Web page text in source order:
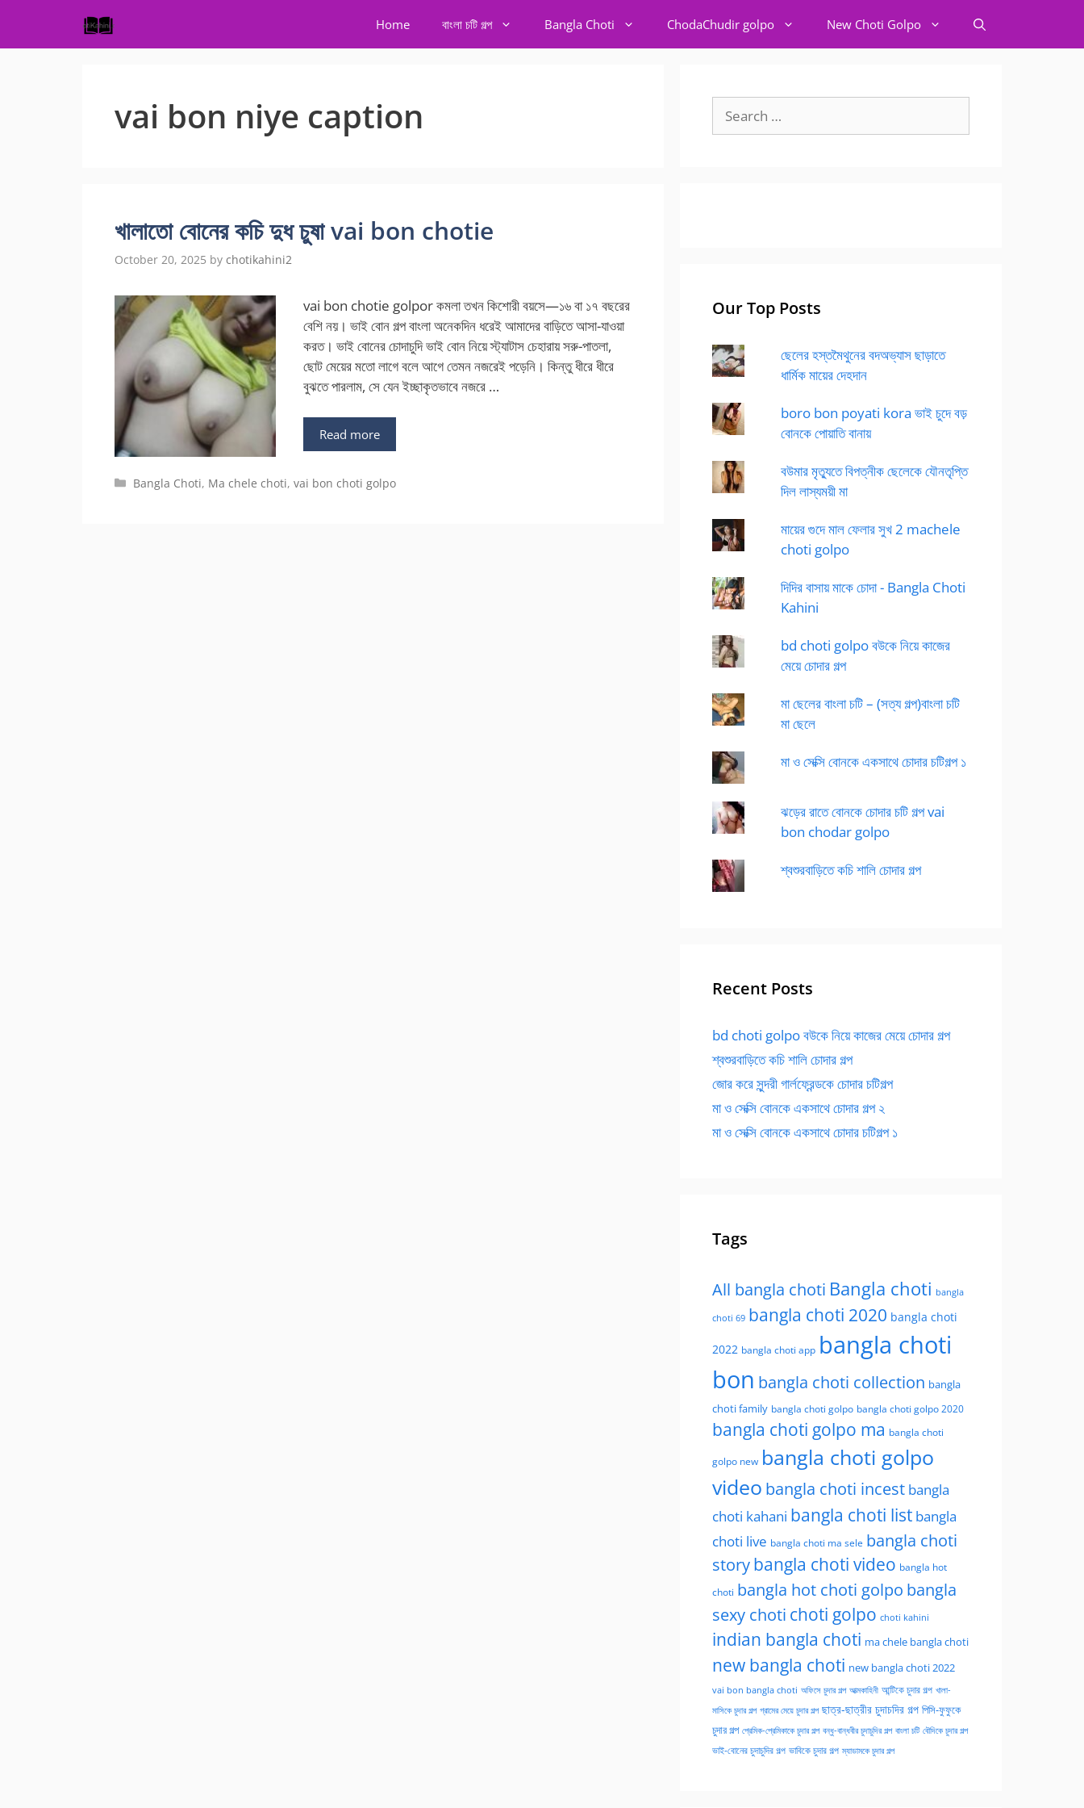
content
Home বাংলা চটি গল্প Bangla Choti ChodaChudir golpo New Choti Golpo
vai bon niye caption
খালাতো বোনের কচি দুধ চুষা vai bon chotie
October 20, 2025 by chotikahini2
vai bon chotie golpor কমলা তখন কিশোরী বয়সে—১৬ বা ১৭ বছরের
বেশি নয়। ভাই বোন গল্প বাংলা অনেকদিন ধরেই আমাদের বাড়িতে আসা-যাওয়া
করত। ভাই বোনের চোদাচুদি ভাই বোন নিয়ে স্ট্যাটাস চেহারায় সরু-পাতলা,
ছোট মেয়ের মতো লাগে বলে আগে তেমন নজরেই পড়েনি। কিন্তু ধীরে ধীরে
বুঝতে পারলাম, সে যেন ইচ্ছাকৃতভাবে নজরে …
Read more
Categories
Bangla Choti, Ma chele choti,vai bon choti golpo
for:
Our Top Posts
ছেলের হস্তমৈথুনের বদঅভ্যাস ছাড়াতে
ধার্মিক মায়ের দেহদান
boro bon poyati kora ভাই চুদে বড়
বোনকে পোয়াতি বানায়
বউমার মৃত্যুতে বিপত্নীক ছেলেকে যৌনতৃপ্তি
দিল লাস্যময়ী মা
মায়ের গুদে মাল ফেলার সুখ 2 machele
choti golpo
দিদির বাসায় মাকে চোদা - Bangla Choti
Kahini
bd choti golpo বউকে নিয়ে কাজের
মেয়ে চোদার গল্প
মা ছেলের বাংলা চটি – (সত্য গল্প)বাংলা চটি
মা ছেলে
মা ও সেক্সি বোনকে একসাথে চোদার চটিগল্প ১
ঝড়ের রাতে বোনকে চোদার চটি গল্প vai
bon chodar golpo
শ্বশুরবাড়িতে কচি শালি চোদার গল্প
Recent Posts
bd choti golpo বউকে নিয়ে কাজের মেয়ে চোদার গল্প
শ্বশুরবাড়িতে কচি শালি চোদার গল্প
জোর করে সুন্দরী গার্লফ্রেন্ডকে চোদার চটিগল্প
মা ও সেক্সি বোনকে একসাথে চোদার গল্প ২
মা ও সেক্সি বোনকে একসাথে চোদার চটিগল্প ১
Tags
All bangla choti Bangla choti bangla
choti 69 bangla choti 2020 bangla choti
2022 bangla choti app bangla choti
bon bangla choti collection bangla
choti family bangla choti golpo bangla choti golpo 2020
bangla choti golpo ma bangla choti
golpo new bangla choti golpo
video bangla choti incest bangla
choti kahani bangla choti list bangla
choti live bangla choti ma sele bangla choti
storybangla choti video bangla hot
choti bangla hot choti golpo bangla
sexy choti choti golpo choti kahini
indian bangla choti ma chele bangla choti
new bangla choti new bangla choti 2022
vai bon bangla choti অফিসে চুদার গল্প আত্মকাহিনী আন্টিকে চুদার গল্প খালা-
মাসিকে চুদার গল্প গ্রামের মেয়ে চুদার গল্প ছাত্র-ছাত্রীর চুদাচদির গল্প পিসি-ফুফুকে
চুদার গল্প প্রেমিক-প্রেমিকাকে চুদার গল্প বন্ধু-বান্ধবীর চুদাচুদির গল্প বাংলা চটি বৌদিকে চুদার গল্প
ভাই-বোনের চুদাচুদির গল্প ভাবিকে চুদার গল্প ম্যাডামকে চুদার গল্প